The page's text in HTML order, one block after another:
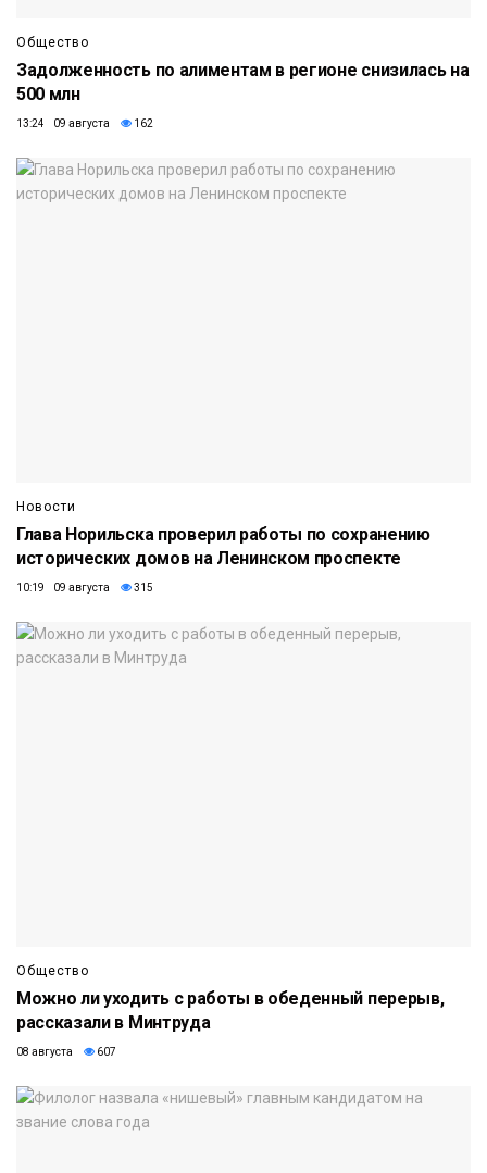
Общество
Задолженность по алиментам в регионе снизилась на
500 млн
13:24 09 августа 162
Новости
Глава Норильска проверил работы по сохранению
исторических домов на Ленинском проспекте
10:19 09 августа 315
Общество
Можно ли уходить с работы в обеденный перерыв,
рассказали в Минтруда
08 августа 607